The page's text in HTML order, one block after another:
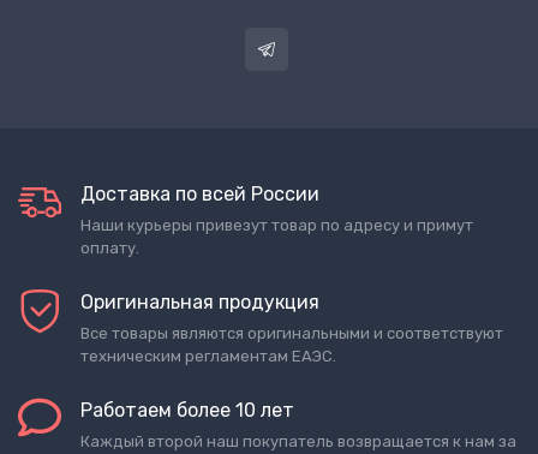
Доставка по всей России
Наши курьеры привезут товар по адресу и примут
оплату.
Оригинальная продукция
Все товары являются оригинальными и соответствуют
техническим регламентам ЕАЭС.
Работаем более 10 лет
Каждый второй наш покупатель возвращается к нам за